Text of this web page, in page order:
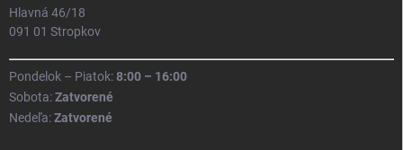
Hlavná 46/18
091 01 Stropkov
Pondelok – Piatok:8:00 – 16:00
Sobota:Zatvorené
Nedeľa:Zatvorené